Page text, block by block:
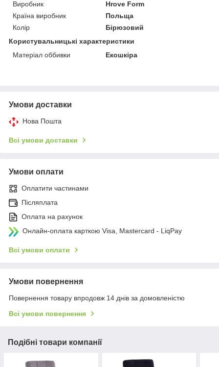
Виробник
Hrove Form
Країна виробник
Польща
Колір
Бірюзовий
Користувальницькі характеристики
Матеріал оббивки
Екошкіра
Умови доставки
Нова Пошта
Всі умови доставки
Умови оплати
Оплатити частинами
Післяплата
Оплата на рахунок
Онлайн-оплата карткою Visa, Mastercard - LiqPay
Всі умови оплати
Умови повернення
Повернення товару впродовж 14 днів за домовленістю
Всі умови повернення
Подібні товари компанії